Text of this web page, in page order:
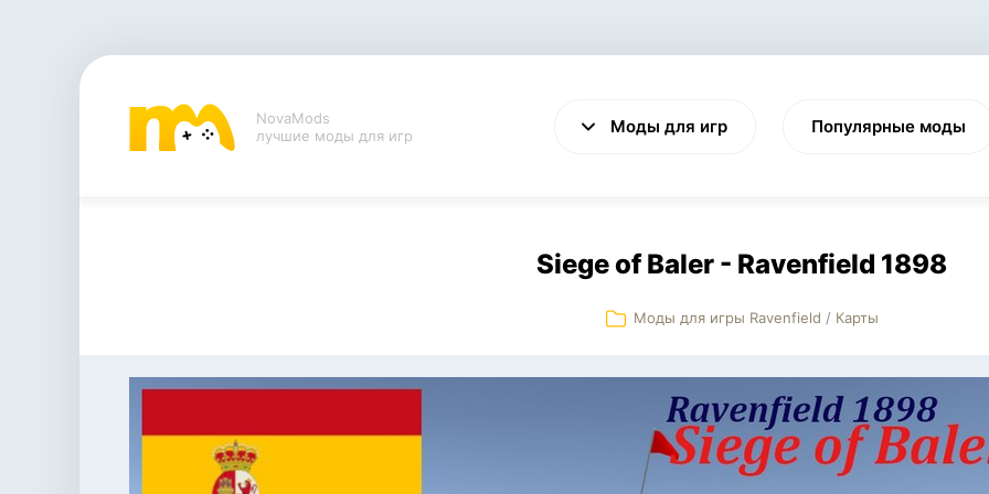
NovaMods
лучшие моды для игр
Моды для игр
VALHEIM CYBERPUNK 2077
Популярные моды
Siege of Baler - Ravenfield 1898
Моды для игры Ravenfield / Карты